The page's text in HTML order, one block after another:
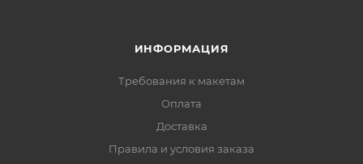
ИНФОРМАЦИЯ
Требования к макетам
Оплата
Доставка
Правила и условия заказа